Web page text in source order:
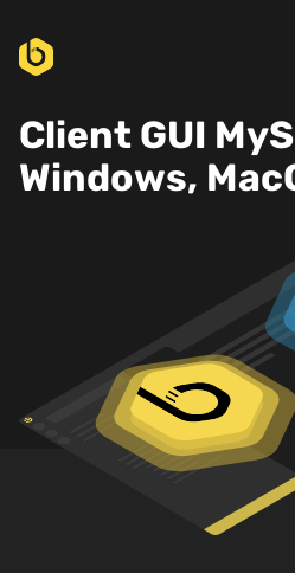
Client GUI
Windows,